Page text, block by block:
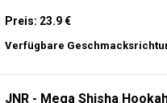
Preis: 23.9 €
Verfügbare
JNR - Mega Shisha